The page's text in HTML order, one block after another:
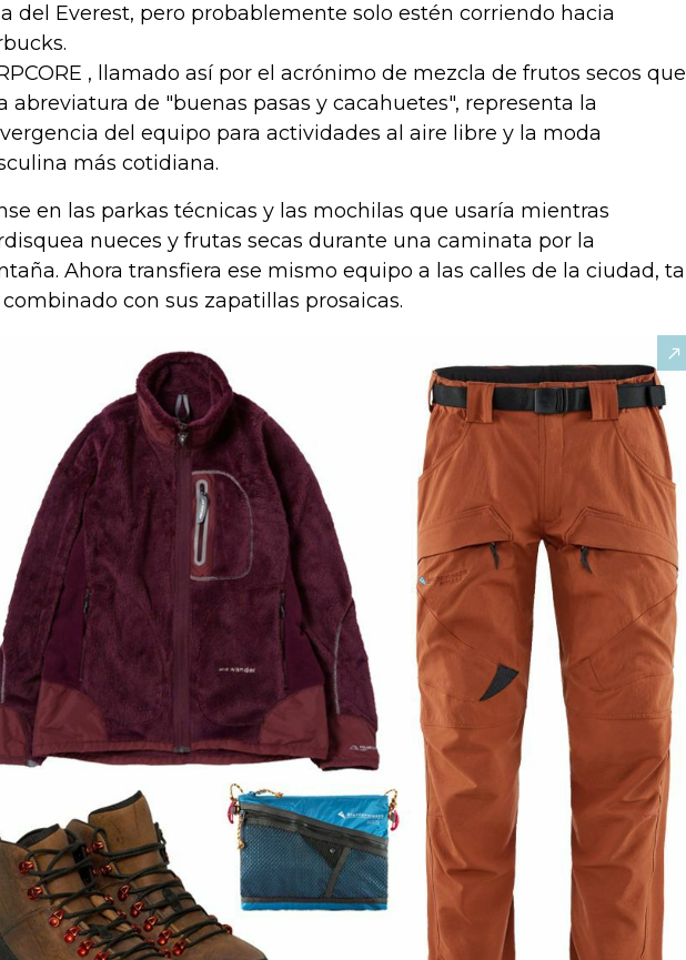
del Everest, pero probablemente solo estén corriendo hacia
, llamado así por el acrónimo de mezcla de frutos secos que
abreviatura de "buenas pasas y cacahuetes", representa la
del equipo para actividades al aire libre y la moda
más cotidiana.
en las parkas técnicas y las mochilas que usaría mientras
nueces y frutas secas durante una caminata por la
Ahora transfiera ese mismo equipo a las calles de la ciudad, tal
con sus zapatillas prosaicas.